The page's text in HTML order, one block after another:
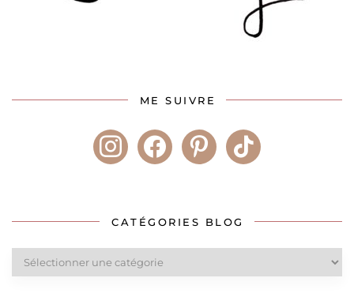
ME SUIVRE
instagramfacebookpinteresttiktok
CATÉGORIES BLOG
blog